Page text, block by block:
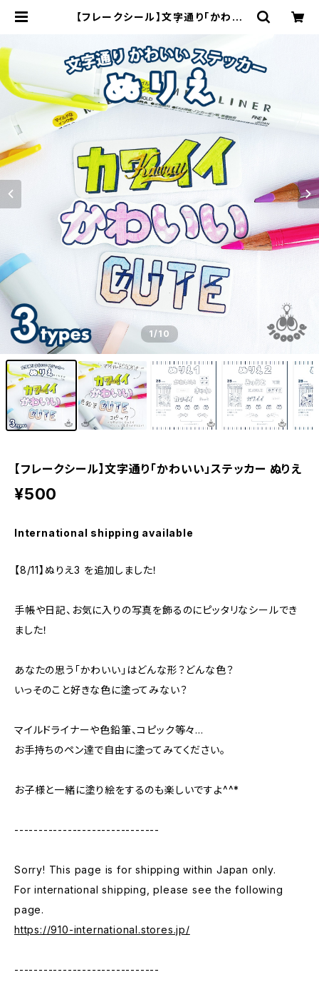
【フレークシール】文字通り「かわい
1/10
【フレークシール】文字通り「かわいい」ステッカー ぬりえ
¥500
International shipping available
【8/11】ぬりえ3 を追加しました！
手帳や日記、お気に入りの写真を飾るのにピッタリなシールでき
ました！
あなたの思う「かわいい」はどんな形？どんな色？
いっそのこと好きな色に塗ってみない？
マイルドライナーや色鉛筆、コピック等々…
お手持ちのペン達で自由に塗ってみてください。
お子様と一緒に塗り絵をするのも楽しいですよ^^*
------------------------------
Sorry! This page is for shipping within Japan only.
For international shipping, please see the following
page.
https://910-international.stores.jp/
------------------------------